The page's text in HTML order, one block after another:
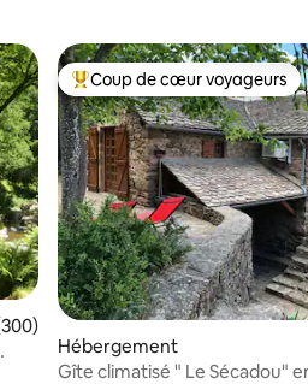
: 4,95 sur 5
moyenne sur la base de 300
Coups de cœur voyageurs
Coup de cœur voyageurs
Hébergement
Gîte climatisé " Le Sécadou"